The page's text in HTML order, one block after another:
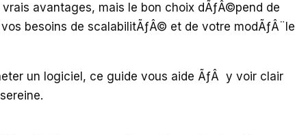
avantages, mais le bon choix dÃƒÂ©pend de
besoins de scalabilitÃƒÂ© et de votre modÃƒÂ¨le
un logiciel, ce guide vous aide ÃƒÂ y voir clair